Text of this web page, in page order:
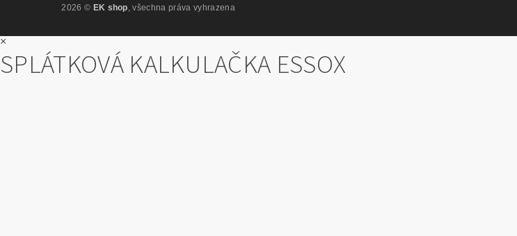
2026 © EK shop, všechna práva vyhrazena
×
SPLÁTKOVÁ KALKULAČKA ESSOX